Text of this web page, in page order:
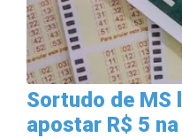
Sortudo de MS
apostar R$ 5